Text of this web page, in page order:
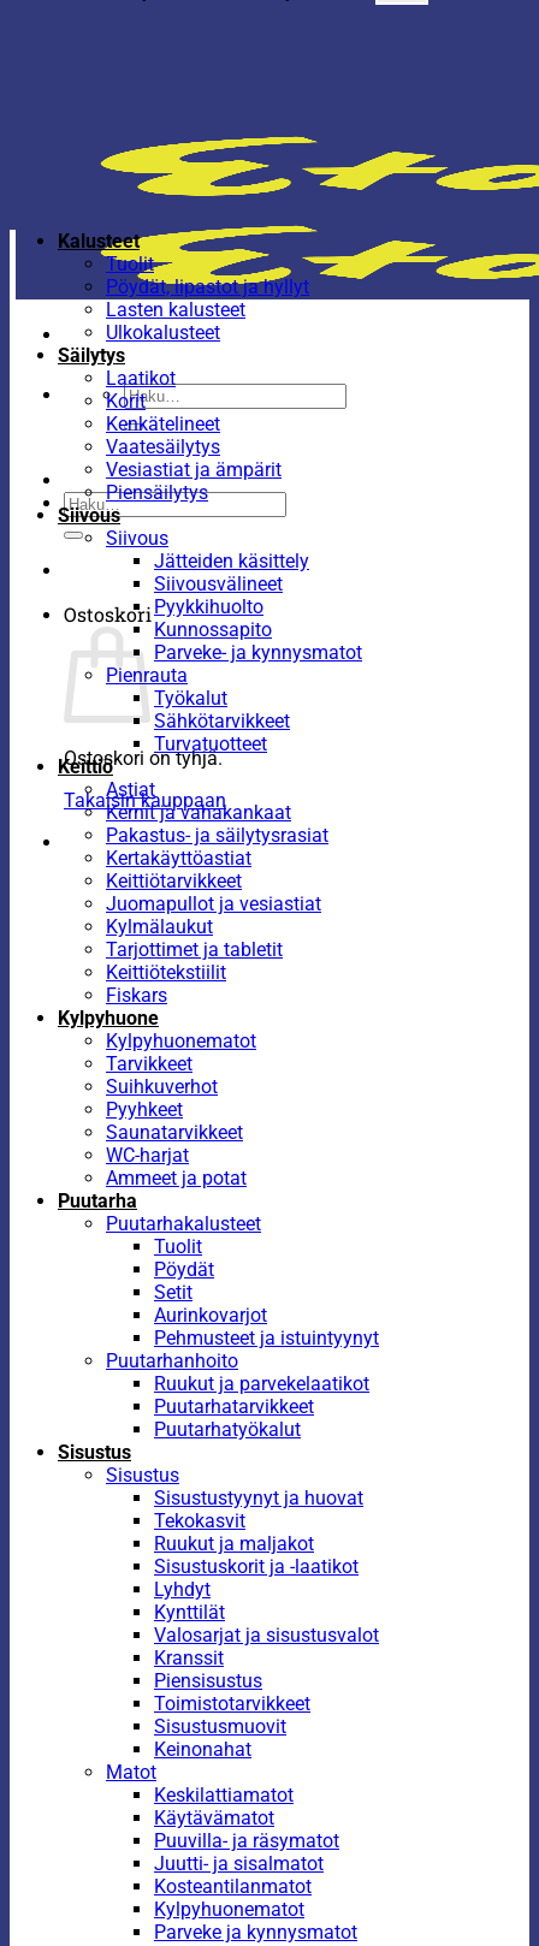
Etsi:
Etsi:
Ostoskori
Ostoskori on tyhjä.
Takaisin kauppaan
Kalusteet
Tuolit
Pöydät, lipastot ja hyllyt
Lasten kalusteet
Ulkokalusteet
Säilytys
Laatikot
Korit
Kenkätelineet
Vaatesäilytys
Vesiastiat ja ämpärit
Piensäilytys
Siivous
Siivous
Jätteiden käsittely
Siivousvälineet
Pyykkihuolto
Kunnossapito
Parveke- ja kynnysmatot
Pienrauta
Työkalut
Sähkötarvikkeet
Turvatuotteet
Keittiö
Astiat
Kernit ja vahakankaat
Pakastus- ja säilytysrasiat
Kertakäyttöastiat
Keittiötarvikkeet
Juomapullot ja vesiastiat
Kylmälaukut
Tarjottimet ja tabletit
Keittiötekstiilit
Fiskars
Kylpyhuone
Kylpyhuonematot
Tarvikkeet
Suihkuverhot
Pyyhkeet
Saunatarvikkeet
WC-harjat
Ammeet ja potat
Puutarha
Puutarhakalusteet
Tuolit
Pöydät
Setit
Aurinkovarjot
Pehmusteet ja istuintyynyt
Puutarhanhoito
Ruukut ja parvekelaatikot
Puutarhatarvikkeet
Puutarhatyökalut
Sisustus
Sisustus
Sisustustyynyt ja huovat
Tekokasvit
Ruukut ja maljakot
Sisustuskorit ja -laatikot
Lyhdyt
Kynttilät
Valosarjat ja sisustusvalot
Kranssit
Piensisustus
Toimistotarvikkeet
Sisustusmuovit
Keinonahat
Matot
Keskilattiamatot
Käytävämatot
Puuvilla- ja räsymatot
Juutti- ja sisalmatot
Kosteantilanmatot
Kylpyhuonematot
Parveke ja kynnysmatot